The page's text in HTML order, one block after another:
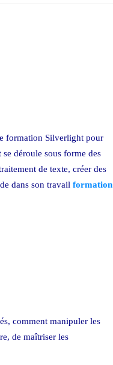
formation Silverlight pour
se déroule sous forme des
de texte, créer des
dans son travail formation
comment manipuler les
de maîtriser les